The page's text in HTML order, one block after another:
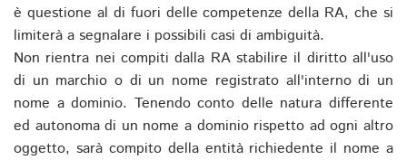
è questione al di fuori delle competenze della RA, che si
limiterà a segnalare i possibili casi di ambiguità.
Non rientra nei compiti dalla RA stabilire il diritto all'uso
di un marchio o di un nome registrato all'interno di un
nome a dominio. Tenendo conto delle natura differente
ed autonoma di un nome a dominio rispetto ad ogni altro
oggetto, sarà compito della entità richiedente il nome a